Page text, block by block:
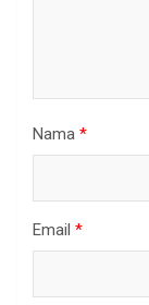
Nama *
Email *